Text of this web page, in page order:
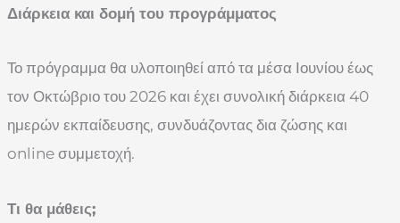
Διάρκεια και δομή του προγράμματος
Το πρόγραμμα θα υλοποιηθεί από τα μέσα Ιουνίου έως
τον Οκτώβριο του 2026 και έχει συνολική διάρκεια 40
ημερών εκπαίδευσης, συνδυάζοντας δια ζώσης και
online συμμετοχή.
Τι θα μάθεις;